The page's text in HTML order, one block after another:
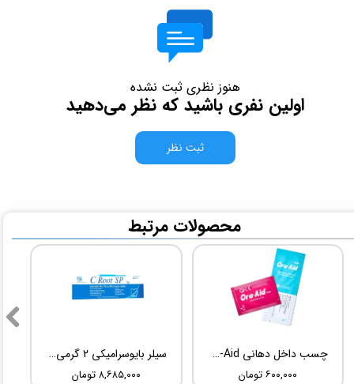
هنوز نظری ثبت نشده
اولین نفری باشید که نظر می‌دهید
ثبت نظر
سیلر بایوسرامیکی 2 گرمی Root Dental Medical C-Root SP
۸,۶۸۵,۰۰۰ تومان
چسب داخل دهانی TBM Ora-Aid
۶۰۰,۰۰۰ تومان
​محصولات مرتبط